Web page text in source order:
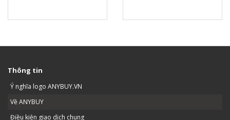
Thông tin
Ý nghĩa logo ANYBUY.VN
Về ANYBUY
Điều kiện giao dịch chung